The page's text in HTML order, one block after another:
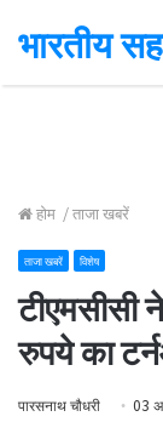
भारतीय
होम /ताजा खबरें
ताजा खबरें विशेष
टीएमसीसी
रुपये का
पारसनाथ चौधरी 03